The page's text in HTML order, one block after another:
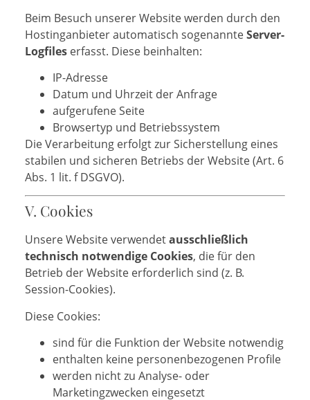
Beim Besuch unserer Website werden durch den
Hostinganbieter automatisch sogenannteServer-
Logfileserfasst. Diese beinhalten:
IP-Adresse
Datum und Uhrzeit der Anfrage
aufgerufene Seite
Browsertyp und Betriebssystem
Die Verarbeitung erfolgt zur Sicherstellung eines
stabilen und sicheren Betriebs der Website (Art. 6
Abs. 1 lit. f DSGVO).
V. Cookies
Unsere Website verwendetausschließlich
technisch notwendige Cookies, die für den
Betrieb der Website erforderlich sind (z. B.
Session-Cookies).
Diese Cookies:
sind für die Funktion der Website notwendig
enthalten keine personenbezogenen Profile
werden nicht zu Analyse- oder
Marketingzwecken eingesetzt